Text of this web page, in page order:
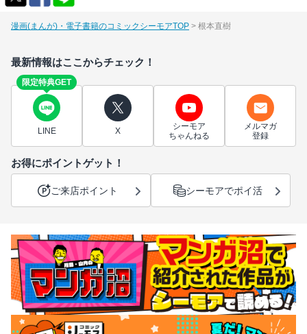
漫画(まんが)・電子書籍のコミックシーモアTOP 根本直樹
最新情報はここからチェック！
限定特典GET
LINE X
シーモア
ちゃんねる
メルマガ
登録
お得にポイントゲット！
ご来店ポイント シーモアでポイ活